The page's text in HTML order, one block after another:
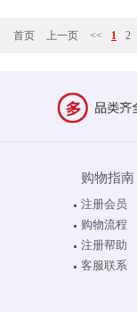
首页 上一页 << 1 2
购物指南
注册会员
购物流程
注册帮助
客服联系